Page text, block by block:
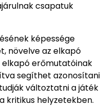
csapatuk
képessége
növelve az elkapó
erőmutatóinak
segíthet azonosítani
változtatni a játék
kritikus helyzetekben.